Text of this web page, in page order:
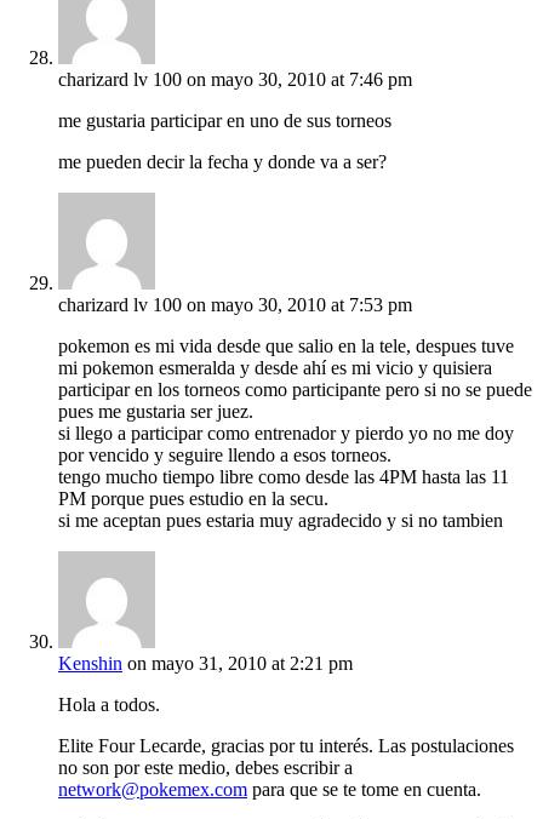
charizard lv 100 on mayo 30, 2010 at 7:46 pm
me gustaria participar en uno de sus torneos
me pueden decir la fecha y donde va a ser?
charizard lv 100 on mayo 30, 2010 at 7:53 pm
pokemon es mi vida desde que salio en la tele, despues tuve
mi pokemon esmeralda y desde ahí es mi vicio y quisiera
participar en los torneos como participante pero si no se puede
pues me gustaria ser juez.
si llego a participar como entrenador y pierdo yo no me doy
por vencido y seguire llendo a esos torneos.
tengo mucho tiempo libre como desde las 4PM hasta las 11
PM porque pues estudio en la secu.
si me aceptan pues estaria muy agradecido y si no tambien
Kenshin on mayo 31, 2010 at 2:21 pm
Hola a todos.
Elite Four Lecarde, gracias por tu interés. Las postulaciones
no son por este medio, debes escribir a
network@pokemex.com para que se te tome en cuenta.